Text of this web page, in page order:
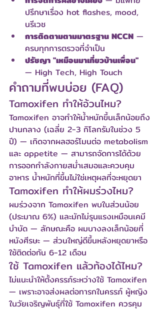
ปรึกษาเรื่อง hot flashes, mood,
นรีเวช
การติดตามตามมาตรฐาน NCCN —
ครบทุกการตรวจที่จำเป็น
ปรัชญา "เหมือนมาเที่ยวบ้านเพื่อน"
— High Tech, High Touch
คำถามที่พบบ่อย (FAQ)
Tamoxifen ทำให้อ้วนไหม?
Tamoxifen อาจทำให้น้ำหนักขึ้นเล็กน้อยถึง
ปานกลาง (เฉลี่ย 2-3 กิโลกรัมในช่วง 5
ปี) — เกิดจากผลฮอร์โมนต่อ metabolism
และ appetite — สามารถจัดการได้ด้วย
การออกกำลังกายสม่ำเสมอและควบคุม
อาหาร น้ำหนักที่ขึ้นไม่ใช่เหตุผลที่จะหยุดยา
Tamoxifen ทำให้ผมร่วงไหม?
ผมร่วงจาก Tamoxifen พบในส่วนน้อย
(ประมาณ 6%) และมักไม่รุนแรงเหมือนเคมี
บำบัด — ลักษณะคือ ผมบางลงเล็กน้อยที่
หนังศีรษะ — ส่วนใหญ่ดีขึ้นหลังหยุดยาหรือ
ใช้ติดต่อกัน 6-12 เดือน
ใช้ Tamoxifen แล้วท้องได้ไหม?
ไม่แนะนำให้ตั้งครรภ์ระหว่างใช้ Tamoxifen
— เพราะอาจส่งผลต่อทารกในครรภ์ ผู้หญิง
ในวัยเจริญพันธุ์ที่ใช้ Tamoxifen ควรคุม